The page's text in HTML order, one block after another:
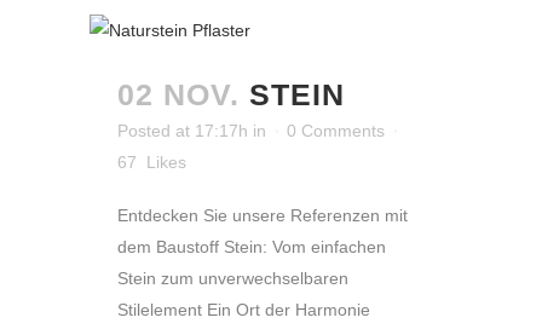
02 NOV. STEIN
Posted at 17:17h in
0 Comments
67
Likes
Entdecken Sie unsere Referenzen mit
dem Baustoff Stein: Vom einfachen
Stein zum unverwechselbaren
Stilelement Ein Ort der Harmonie